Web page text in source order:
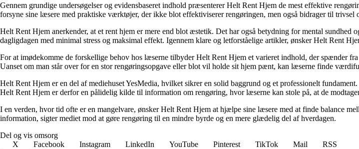
Gennem grundige undersøgelser og evidensbaseret indhold præsenterer Helt Rent Hjem de mest effektive
forsyne sine læsere med praktiske værktøjer, der ikke blot effektiviserer rengøringen, men også bidrager til trivsel
Helt Rent Hjem anerkender, at et rent hjem er mere end blot æstetik. Det har også betydning for mental
dagligdagen med minimal stress og maksimal effekt. Igennem klare og letforståelige artikler, ønsker Helt Rent
For at imødekomme de forskellige behov hos læserne tilbyder Helt Rent Hjem et varieret indhold, der spænder
Uanset om man står over for en stor rengøringsopgave eller blot vil holde sit hjem pænt, kan læserne finde
Helt Rent Hjem er en del af mediehuset YesMedia, hvilket sikrer en solid baggrund og et professionelt
Helt Rent Hjem er derfor en pålidelig kilde til information om rengøring, hvor læserne kan stole på, at de
I en verden, hvor tid ofte er en mangelvare, ønsker Helt Rent Hjem at hjælpe sine læsere med at finde balance
information, sigter mediet mod at gøre rengøring til en mindre byrde og en mere glædelig del af hverdagen.
Del og vis omsorg
X
Facebook Instagram LinkedIn YouTube Pinterest TikTok Mail
RSS